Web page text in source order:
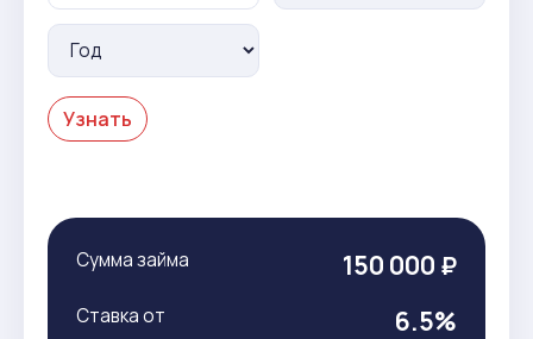
Узнать
Сумма займа 150 000 ₽
Ставка от 6.5%